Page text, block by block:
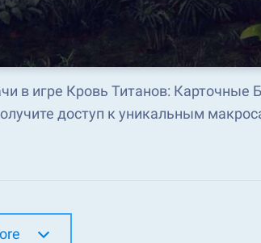
в игре Кровь Титанов: Карточные
доступ к уникальным